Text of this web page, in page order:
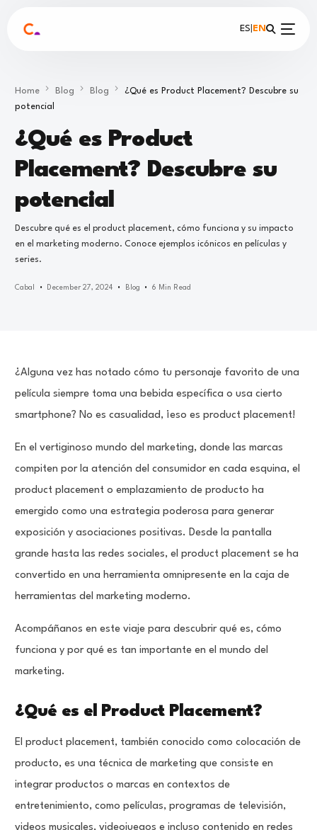
ES EN
Home Blog Blog
¿Qué es Product Placement? Descubre su
potencial
¿Qué es Product
Placement? Descubre su
potencial
Descubre qué es el product placement, cómo funciona y su impacto
en el marketing moderno. Conoce ejemplos icónicos en películas y
series.
Cabal December 27, 2024 Blog 6 Min Read
¿Alguna vez has notado cómo tu personaje favorito de una
película siempre toma una bebida específica o usa cierto
smartphone? No es casualidad, ¡eso es product placement!
En el vertiginoso mundo del marketing, donde las marcas
compiten por la atención del consumidor en cada esquina, el
product placement o emplazamiento de producto ha
emergido como una estrategia poderosa para generar
exposición y asociaciones positivas. Desde la pantalla
grande hasta las redes sociales, el product placement se ha
convertido en una herramienta omnipresente en la caja de
herramientas del marketing moderno.
Acompáñanos en este viaje para descubrir qué es, cómo
funciona y por qué es tan importante en el mundo del
marketing.
¿Qué es el Product Placement?
El product placement, también conocido como colocación de
producto, es una técnica de marketing que consiste en
integrar productos o marcas en contextos de
entretenimiento, como películas, programas de televisión,
videos musicales, videojuegos e incluso contenido en redes